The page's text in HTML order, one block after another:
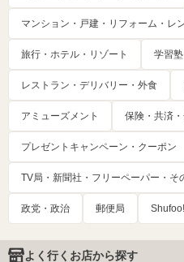
マンション・戸建・リフォーム・レ
旅行・ホテル・リゾート 学習
レストラン・デリバリー・外食
アミューズメント 保険・共済
プレゼントキャンペーン・クーポン
TV局・新聞社・フリーペーパー・そ
政党・政治 郵便局
よく行くお店から探す